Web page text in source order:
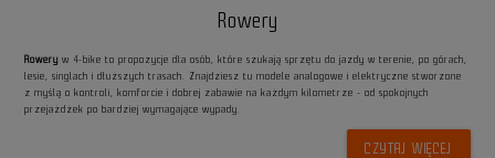
Rowery
Rowery w 4-bike to propozycje dla osób, które szukają sprzętu do jazdy w terenie, po górach,
lesie, singlach i dłuższych trasach. Znajdziesz tu modele analogowe i elektryczne stworzone
z myślą o kontroli, komforcie i dobrej zabawie na każdym kilometrze - od spokojnych
przejażdżek po bardziej wymagające wypady.
CZYTAJ WIĘCEJ